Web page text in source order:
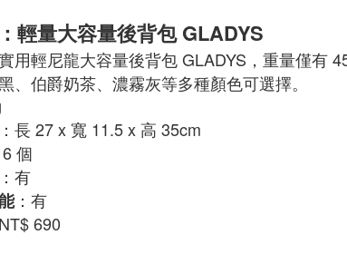
輕量大容量後背包 GLADYS
用輕尼龍大容量後背包 GLADYS，重量僅有
、伯爵奶茶、濃霧灰等多種顏色可選擇。
：長 27 x 寬 11.5 x 高 35cm
6 個
：有
：有
690